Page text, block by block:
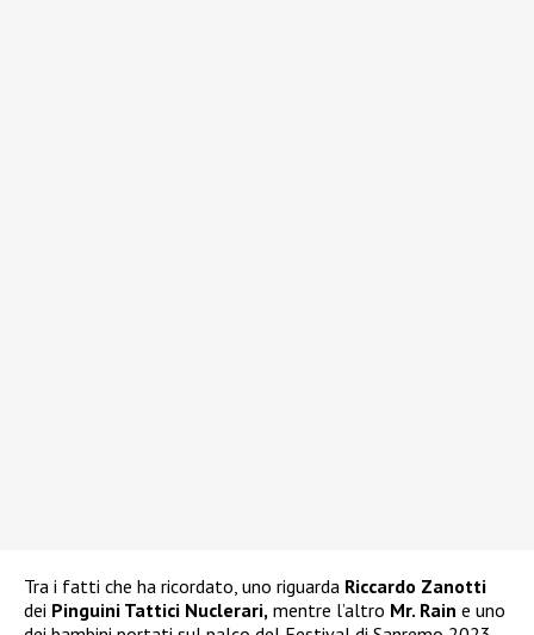
Tra i fatti che ha ricordato, uno riguarda Riccardo Zanotti
dei Pinguini Tattici Nuclerari, mentre l’altro Mr. Rain e uno